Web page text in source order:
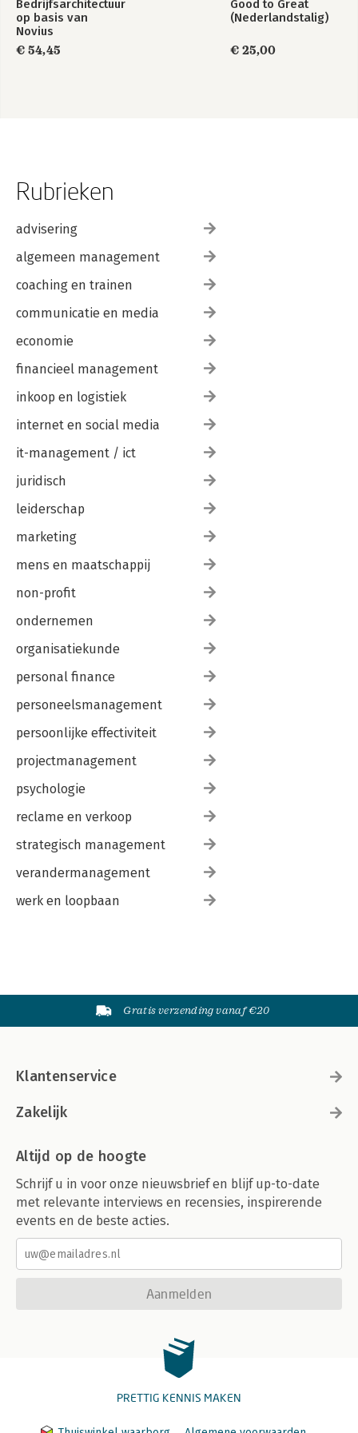
Bedrijfsarchitectuur
op basis van
Novius
€ 54,45
Good to Great
(Nederlandstalig)
€ 25,00
Rubrieken
advisering
algemeen management
coaching en trainen
communicatie en media
economie
financieel management
inkoop en logistiek
internet en social media
it-management / ict
juridisch
leiderschap
marketing
mens en maatschappij
non-profit
ondernemen
organisatiekunde
personal finance
personeelsmanagement
persoonlijke effectiviteit
projectmanagement
psychologie
reclame en verkoop
strategisch management
verandermanagement
werk en loopbaan
Gratis verzending vanaf €20
Klantenservice
Zakelijk
Altijd op de hoogte
Schrijf u in voor onze nieuwsbrief en blijf up-to-date
met relevante interviews en recensies, inspirerende
events en de beste acties.
Aanmelden
PRETTIG KENNIS MAKEN